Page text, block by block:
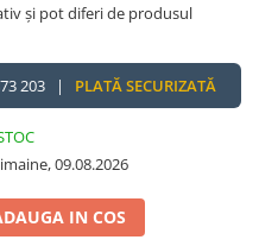
și pot diferi de produsul
203 | PLATĂ SECURIZATĂ
09.08.2026
IN COS